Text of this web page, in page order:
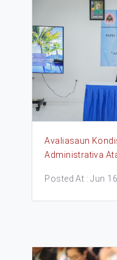
Avaliasaun
Administrativa
Posted At : Jun